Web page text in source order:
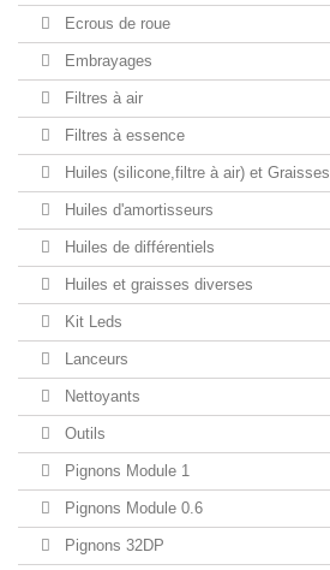
Ecrous de roue
Embrayages
Filtres à air
Filtres à essence
Huiles (silicone,filtre à air) et Graisses
Huiles d'amortisseurs
Huiles de différentiels
Huiles et graisses diverses
Kit Leds
Lanceurs
Nettoyants
Outils
Pignons Module 1
Pignons Module 0.6
Pignons 32DP